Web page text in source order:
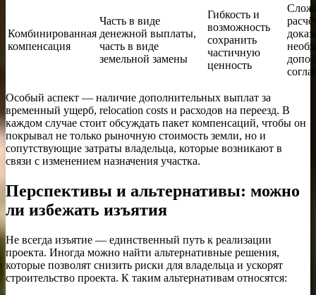
Комбинированная
компенсация
Часть в виде
денежной выплаты,
часть в виде
земельной замены
Гибкость и
возможность
сохранить
частичную
ценность
Особый аспект — наличие дополнительных выплат за
временный ущерб, relocation costs и расходов на переезд. В
каждом случае стоит обсуждать пакет компенсаций, чтобы он
покрывал не только рыночную стоимость земли, но и
сопутствующие затраты владельца, которые возникают в
связи с изменением назначения участка.
Перспективы и альтернативы: можно
ли избежать изъятия
Не всегда изъятие — единственный путь к реализации
проекта. Иногда можно найти альтернативные решения,
которые позволят снизить риски для владельца и ускорят
строительство проекта. К таким альтернативам относятся: